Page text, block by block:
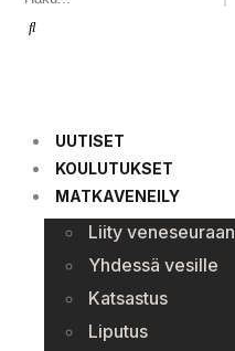
UUTISET
KOULUTUKSET
MATKAVENEILY
Liity veneseuraan
Yhdessä vesille
Katsastus
Liputus